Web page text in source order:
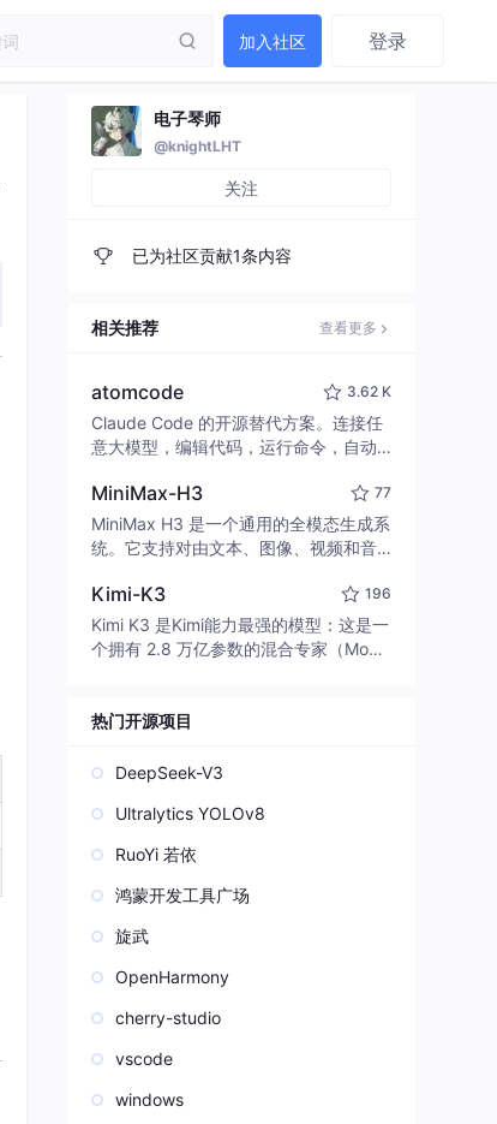
加入社区 登录
电子琴师
@knightLHT
关注
已为社区贡献1条内容
相关推荐 查看更多
atomcode 3.62 K
Claude Code 的开源替代方案。连接任
意大模型，编辑代码，运行命令，自动
致性能。 ｜ An open-source alternativ
e to Claude Code. Connect any LLM,
edit code, run commands, and verify
MiniMax-H3 77
MiniMax H3 是一个通用的全模态生成系
统。它支持对由文本、图像、视频和音
并能生成分辨率高达 2K、时长可达 15
秒的带原生立体声音频的视频。得益于
面向任务泛化的系统设计，H3 在预训练
模态指令。
Kimi-K3 196
Kimi K3 是Kimi能力最强的模型：这是一
个拥有 2.8 万亿参数的混合专家（Mo
热门开源项目
DeepSeek-V3
Ultralytics YOLOv8
RuoYi 若依
鸿蒙开发工具广场
旋武
OpenHarmony
cherry-studio
vscode
windows